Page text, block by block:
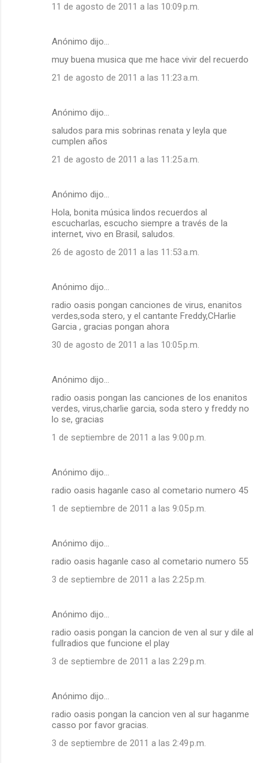
11 de agosto de 2011 a las 10:09 p.m.
Anónimo dijo…
muy buena musica que me hace vivir del recuerdo
21 de agosto de 2011 a las 11:23 a.m.
Anónimo dijo…
saludos para mis sobrinas renata y leyla que
cumplen años
21 de agosto de 2011 a las 11:25 a.m.
Anónimo dijo…
Hola, bonita música lindos recuerdos al
escucharlas, escucho siempre a través de la
internet, vivo en Brasil, saludos.
26 de agosto de 2011 a las 11:53 a.m.
Anónimo dijo…
radio oasis pongan canciones de virus, enanitos
verdes,soda stero, y el cantante Freddy,CHarlie
Garcia , gracias pongan ahora
30 de agosto de 2011 a las 10:05 p.m.
Anónimo dijo…
radio oasis pongan las canciones de los enanitos
verdes, virus,charlie garcia, soda stero y freddy no
lo se, gracias
1 de septiembre de 2011 a las 9:00 p.m.
Anónimo dijo…
radio oasis haganle caso al cometario numero 45
1 de septiembre de 2011 a las 9:05 p.m.
Anónimo dijo…
radio oasis haganle caso al cometario numero 55
3 de septiembre de 2011 a las 2:25 p.m.
Anónimo dijo…
radio oasis pongan la cancion de ven al sur y dile al
fullradios que funcione el play
3 de septiembre de 2011 a las 2:29 p.m.
Anónimo dijo…
radio oasis pongan la cancion ven al sur haganme
casso por favor gracias.
3 de septiembre de 2011 a las 2:49 p.m.